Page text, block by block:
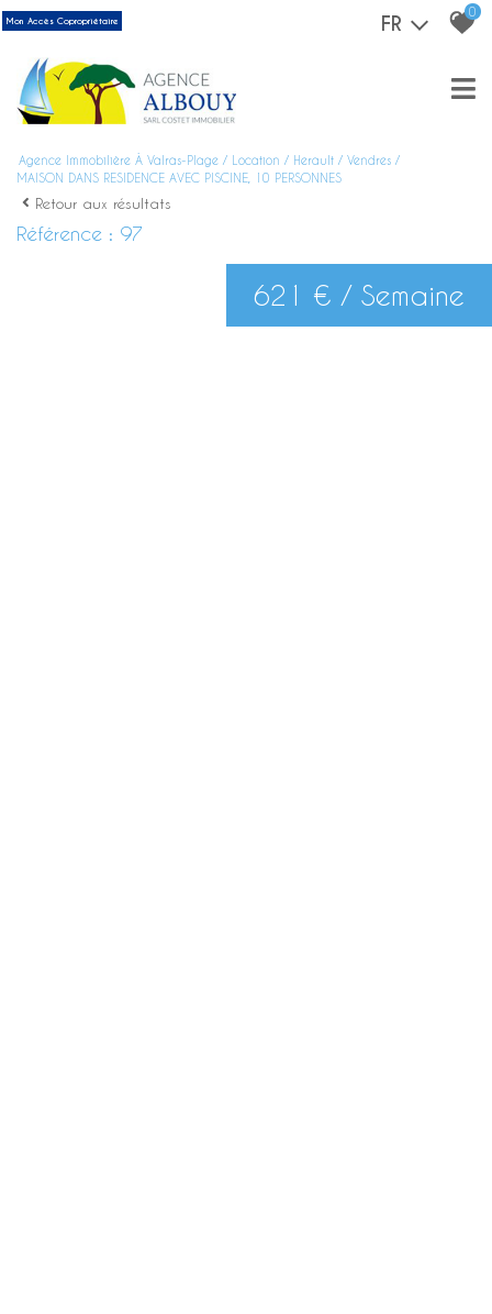
Mon Accès Copropriétaire FR 0
Agence Immobilière À Valras-Plage Location Herault
Vendres
MAISON DANS RESIDENCE AVEC PISCINE, 10 PERSONNES
Retour aux résultats
Référence : 97
621 € / Semaine